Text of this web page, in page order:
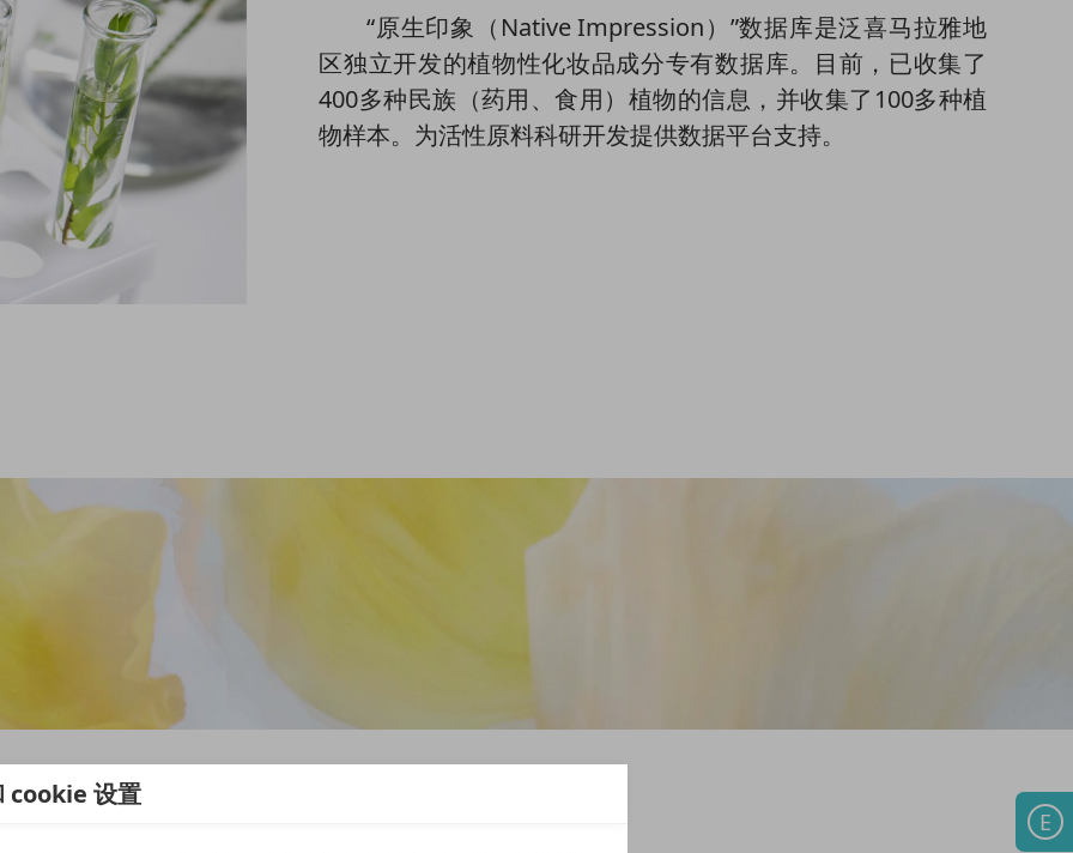
E
cookie 设置
“原生印象（Native Impression）”数据库是泛喜马拉雅地
区独立开发的植物性化妆品成分专有数据库。目前，已收集了
400多种民族（药用、食用）植物的信息，并收集了100多种植
物样本。为活性原料科研开发提供数据平台支持。